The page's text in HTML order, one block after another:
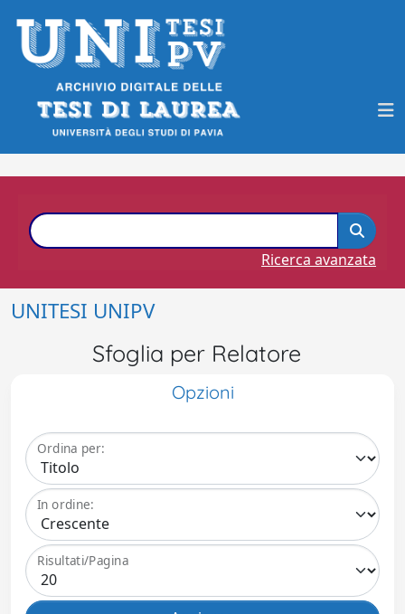
Ricerca avanzata
UNITESI UNIPV
Sfoglia per Relatore
Opzioni
Ordina per:
In ordine:
Risultati/Pagina